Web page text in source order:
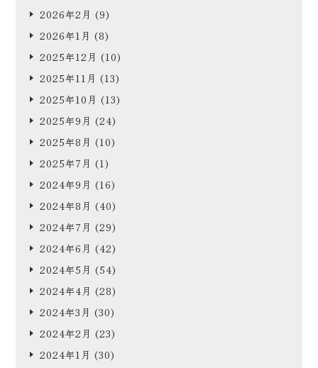
2026年2月 (9)
2026年1月 (8)
2025年12月 (10)
2025年11月 (13)
2025年10月 (13)
2025年9月 (24)
2025年8月 (10)
2025年7月 (1)
2024年9月 (16)
2024年8月 (40)
2024年7月 (29)
2024年6月 (42)
2024年5月 (54)
2024年4月 (28)
2024年3月 (30)
2024年2月 (23)
2024年1月 (30)